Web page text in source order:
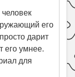
его
дарит
его умнее.
для